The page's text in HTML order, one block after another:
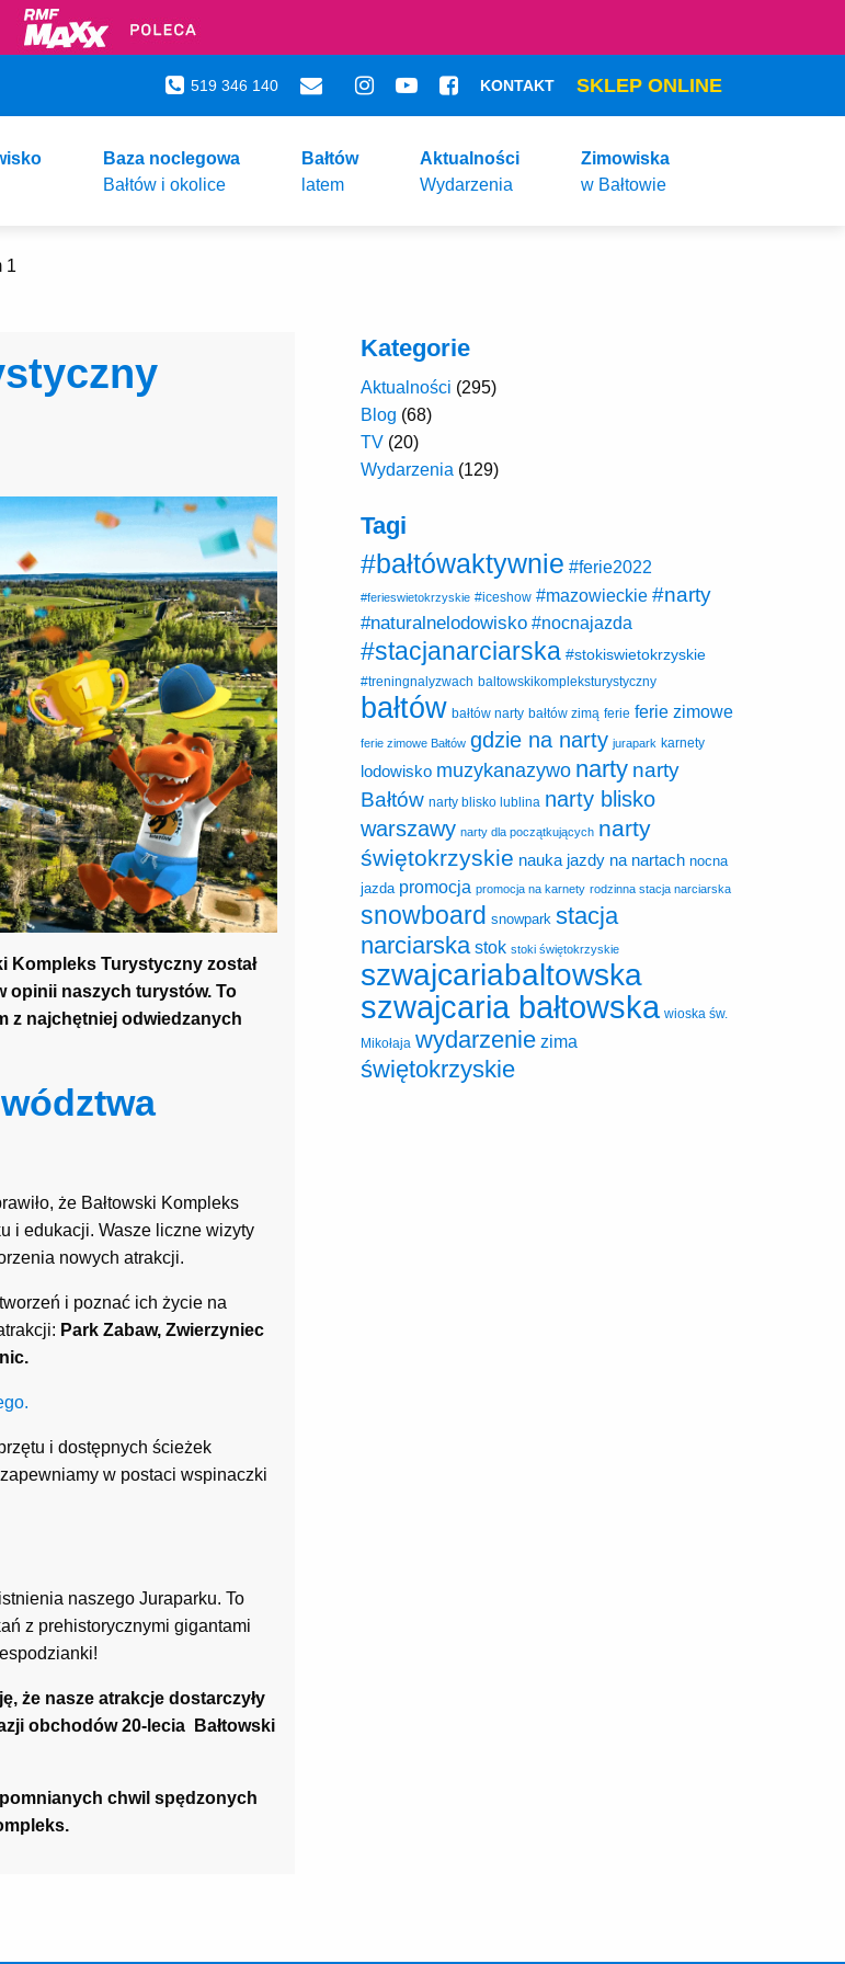
SKLEP ONLINE
KONTAKT
519 346 140
Baza noclegowa
Bałtów i okolice
Bałtów
latem
Aktualności
Wydarzenia
Zimowiska
w Bałtowie
1
Kompleks Turystyczny został
opinii naszych turystów. To
z najchętniej odwiedzanych
że Bałtowski Kompleks
i edukacji. Wasze liczne wizyty
nowych atrakcji.
i poznać ich życie na
Park Zabaw, Zwierzyniec
i dostępnych ścieżek
w postaci wspinaczki
naszego Juraparku. To
z prehistorycznymi gigantami
że nasze atrakcje dostarczyły
obchodów 20-lecia Bałtowski
chwil spędzonych
Kategorie
Aktualności (295)
Blog (68)
TV(20)
Wydarzenia (129)
Tagi
#bałtówaktywnie #ferie2022
#ferieswietokrzyskie #iceshow #mazowieckie #narty
#naturalnelodowisko #nocnajazda
#stacjanarciarska #stokiswietokrzyskie
#treningnalyzwach baltowskikompleksturystyczny
bałtów bałtów narty bałtów zimą ferie ferie zimowe
ferie zimowe Bałtów gdzie na narty jurapark karnety
lodowisko muzykanazywo narty narty
Bałtów narty blisko lublina narty blisko
warszawy narty dla początkujących narty
świętokrzyskie nauka jazdy na nartach nocna
jazda promocja promocja na karnety rodzinna stacja narciarska
snowboard snowpark stacja
narciarska stok stoki świętokrzyskie
szwajcariabaltowska
szwajcaria bałtowska wioska św.
Mikołaja wydarzenie zima
świętokrzyskie